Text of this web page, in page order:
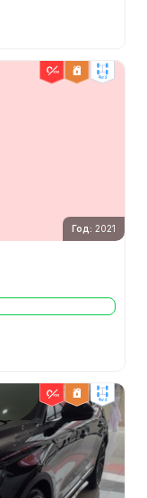
4wd
Год: 2021
4wd